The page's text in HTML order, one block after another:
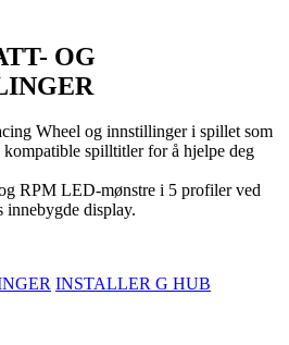
OG
Wheel og innstillinger i spillet som
spilltitler for å hjelpe deg
RPM LED-mønstre i 5 profiler ved
display.
INSTALLER G HUB